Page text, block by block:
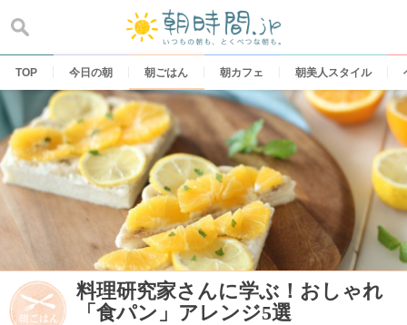
content
TOP 今日の朝 朝ごはん 朝カフェ 朝美人スタイル
料理研究家さんに学ぶ！おしゃれ
「食パン」アレンジ5選